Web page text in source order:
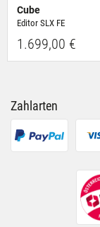
Cube
Editor SLX FE
1.699,00 €
Zahlarten